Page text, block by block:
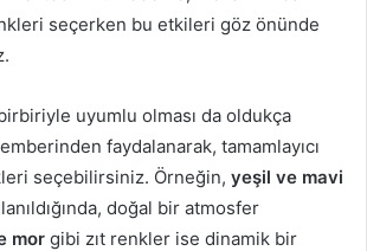
seçerken bu etkileri göz önünde
uyumlu olması da oldukça
faydalanarak, tamamlayıcı
seçebilirsiniz. Örneğin, yeşil ve mavi
doğal bir atmosfer
mor gibi zıt renkler ise dinamik bir